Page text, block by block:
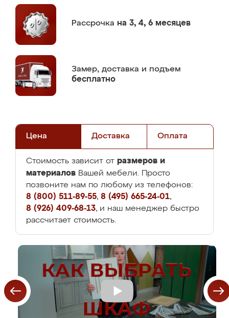
Рассрочка на 3, 4, 6 месяцев
Замер, доставка и подъем
бесплатно
Цена Доставка Оплата
Стоимость зависит от размеров и
материалов Вашей мебели. Просто
позвоните нам по любому из телефонов:
8 (800) 511-89-55, 8 (495) 665-24-01,
8 (926) 409-68-13, и наш менеджер быстро
рассчитает стоимость.